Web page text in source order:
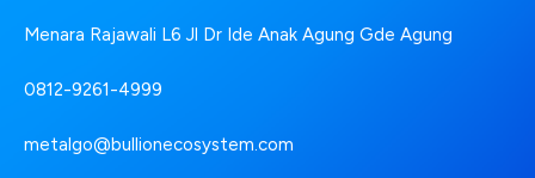
Menara Rajawali L6 Jl Dr Ide Anak Agung Gde Agung
0812-9261-4999
metalgo@bullionecosystem.com